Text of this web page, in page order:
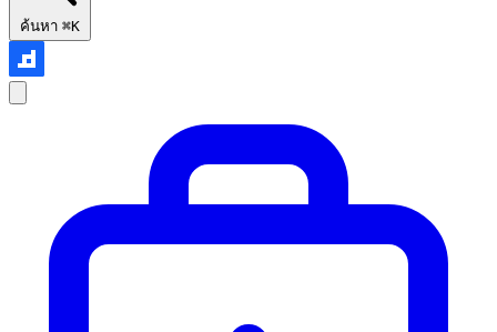
ค้นหา ⌘K